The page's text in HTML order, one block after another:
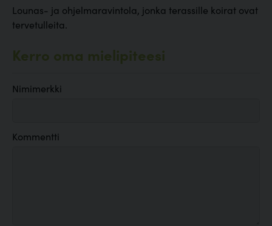
Lounas- ja ohjelmaravintola, jonka terassille koirat ovat
tervetulleita.
Kerro oma mielipiteesi
Nimimerkki
Kommentti